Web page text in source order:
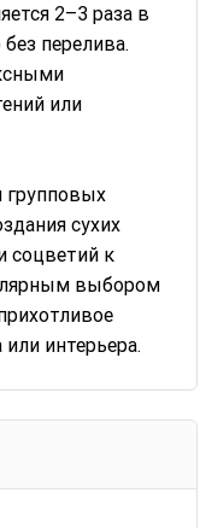
2–3 раза в
перелива.
или
групповых
сухих
соцветий к
выбором
интерьера.